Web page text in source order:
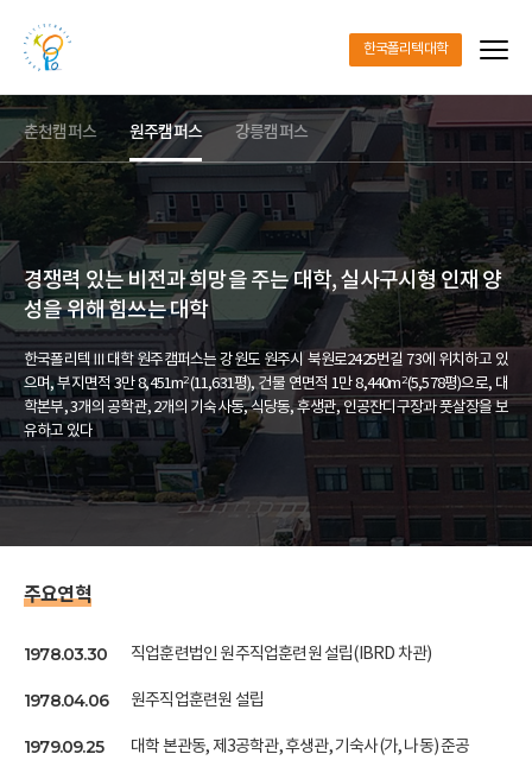
한국폴리텍대학
기
춘천캠퍼스 원주캠퍼스 강릉캠퍼스
경쟁력 있는 비전과 희망을 주는 대학,실사구시형 인재 양
성을 위해 힘쓰는 대학
한국폴리텍Ⅲ대학 원주캠퍼스는 강원도 원주시 북원로2425번길 73에 위치하고 있
으며,부지면적 3만 8,451m²(11,631평), 건물 연면적 1만 8,440m²(5,578평)으로,대
학본부, 3개의 공학관, 2개의 기숙사동, 식당동, 후생관, 인공잔디구장과 풋살장을 보
유하고 있다
주요연혁
1978.03.30 직업훈련법인 원주직업훈련원 설립(IBRD 차관)
1978.04.06 원주직업훈련원 설립
1979.09.25 대학 본관동, 제3공학관, 후생관, 기숙사(가, 나동) 준공